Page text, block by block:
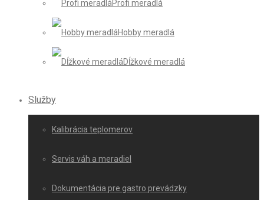
Profi meradlá
Hobby meradlá
Dĺžkové meradlá
Služby
Kalibrácia teplomerov
Servis váh a meradiel
Dokumentácia pre gastro prevádzky